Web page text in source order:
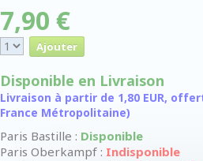
7,90 €
Disponible en Livraison
Livraison à partir de 1,80 EUR,
France Métropolitaine)
Paris Bastille : Disponible
Paris Oberkampf : Indisponible